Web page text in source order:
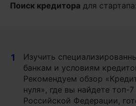
Поиск кредитора для стартапа:
1
Изучить
банкам и условиям
Рекомендуем обзор
нуля», где вы найдете топ-7
Российской Федерации,